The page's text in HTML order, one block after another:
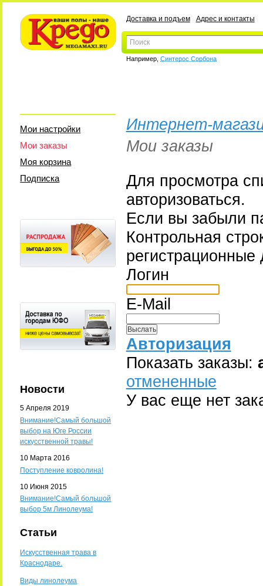
Доставка и подъем Адрес и контакты
Например, Синтерос Сорбона
Мои настройки
Мои заказы
Моя корзина
Подписка
Новости
5 Апреля 2019
Внимание!Самый большой
выбор на Юге России
искусственной травы!
10 Марта 2016
Поступление ковролина!
10 Июня 2015
Внимание!Самый большой
выбор 5м Линолеума!
Статьи
Искусственная трава в
Краснодаре.
Виды линолеума
Интернет-
Мои заказы
Для просмотра
авторизоваться.
Если вы забыли
Контрольная
Логин
E-Mail
Авторизация
Показать заказы:
отмененные
У вас еще нет